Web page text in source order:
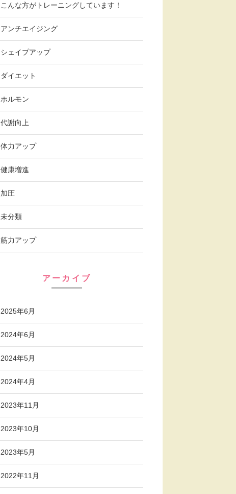
こんな方がトレーニングしています！
アンチエイジング
シェイプアップ
ダイエット
ホルモン
代謝向上
体力アップ
健康増進
加圧
未分類
筋力アップ
アーカイブ
2025年6月
2024年6月
2024年5月
2024年4月
2023年11月
2023年10月
2023年5月
2022年11月